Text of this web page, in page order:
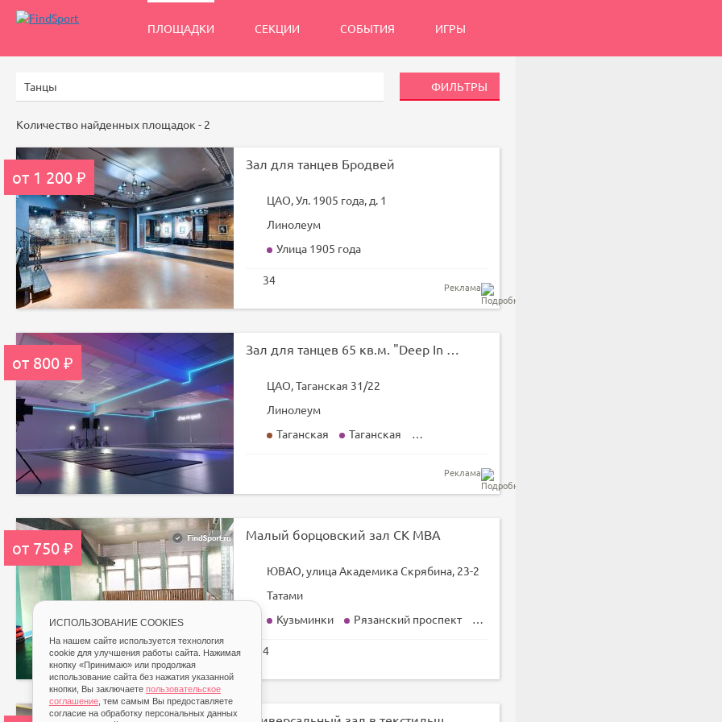
ИСПОЛЬЗОВАНИЕ COOKIES
На нашем сайте используется технология
cookie для улучшения работы сайта. Нажимая
кнопку «Принимаю» или продолжая
использование сайта без нажатия указанной
кнопки, Вы заключаете пользовательское
соглашение , тем самым Вы предоставляете
согласие на обработку персональных данных
ПЛОЩАДКИ СЕКЦИИ СОБЫТИЯ ИГРЫ
ФИЛЬТРЫ
Количество найденных площадок - 2
Зал для танцев Бродвей
от 1 200 ₽
ЦАО, Ул. 1905 года, д. 1
Линолеум
Улица 1905 года
34
Реклама
Зал для танцев 65 кв.м. "Deep In Art"
от 800 ₽
ЦАО, Таганская 31/22
Линолеум
Таганская
Таганская Марксистская
Реклама
Малый борцовский зал СК МВА
от 750 ₽
ЮВАО, улица Академика Скрябина, 23-2
Татами
Кузьминки
Рязанский проспект Выхино
4